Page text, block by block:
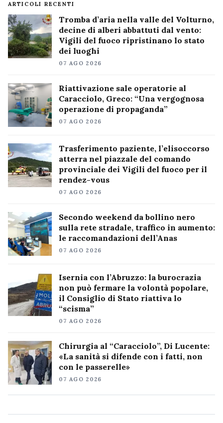
ARTICOLI RECENTI
Tromba d’aria nella valle del Volturno,
decine di alberi abbattuti dal vento:
Vigili del fuoco ripristinano lo stato
dei luoghi
07 AGO 2026
Riattivazione sale operatorie al
Caracciolo, Greco: “Una vergognosa
operazione di propaganda”
07 AGO 2026
Trasferimento paziente, l’elisoccorso
atterra nel piazzale del comando
provinciale dei Vigili del fuoco per il
rendez-vous
07 AGO 2026
Secondo weekend da bollino nero
sulla rete stradale, traffico in aumento:
le raccomandazioni dell’Anas
07 AGO 2026
Isernia con l’Abruzzo: la burocrazia
non può fermare la volontà popolare,
il Consiglio di Stato riattiva lo
“scisma”
07 AGO 2026
Chirurgia al “Caracciolo”, Di Lucente:
«La sanità si difende con i fatti, non
con le passerelle»
07 AGO 2026